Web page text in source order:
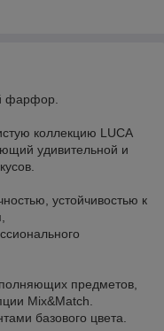
фарфор.
коллекцию LUCA
удивительной и
устойчивостью к
предметов,
Mix&Match.
базового цвета.